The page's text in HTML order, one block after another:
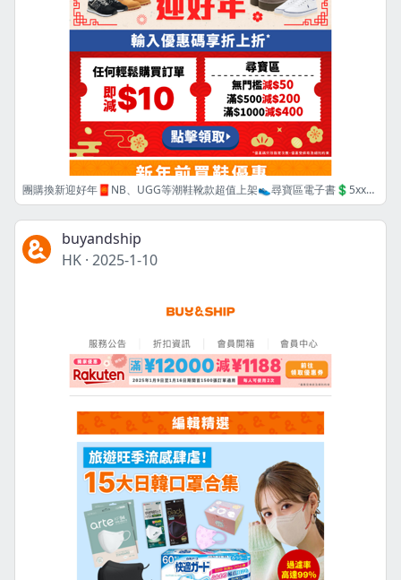
團購換新迎好年🧧NB、UGG等潮鞋靴款超值上架👟尋寶區電子書💲5xx起📚
buyandship
HK · 2025-1-10